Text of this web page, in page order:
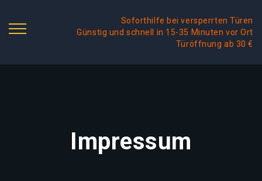
Soforthilfe bei versperrten Türen
Günstig und schnell in 15-35 Minuten vor Ort
Türöffnung ab 30 €
Impressum